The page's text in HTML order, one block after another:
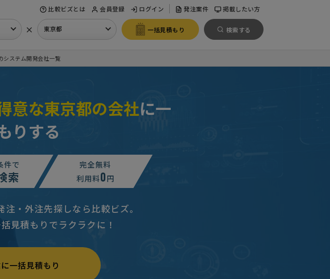
比較ビズとは 会員登録 ログイン 発注案件 掲載したい方
× 東京都 一括見積もり 検索する
システム開発会社一覧
意な東京都の会社に一
りする
件で
索
完全無料
利用料0円
・外注先探しなら比較ビズ。
見積もりでラクラクに！
一括見積もり
で 東京都
し 東京都
積もり依頼 予算上限なし 東京都
限なし 東京都